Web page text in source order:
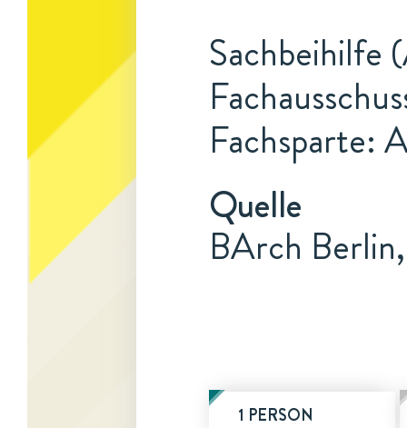
Sachbeihilfe
Fachsparte:
Quelle
BArch
1 PERSON